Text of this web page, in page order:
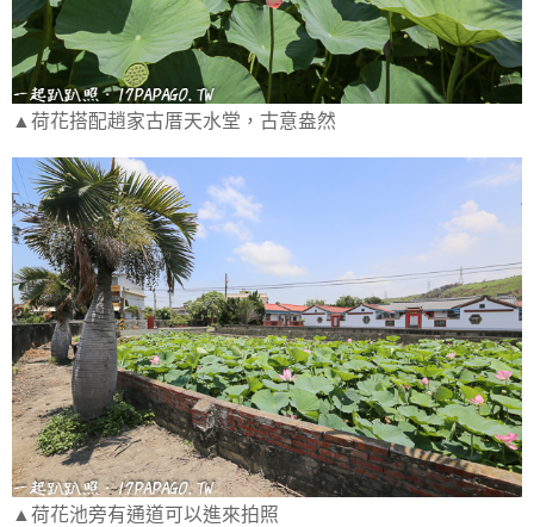
▲荷花搭配趙家古厝天水堂，古意盎然
▲荷花池旁有通道可以進來拍照